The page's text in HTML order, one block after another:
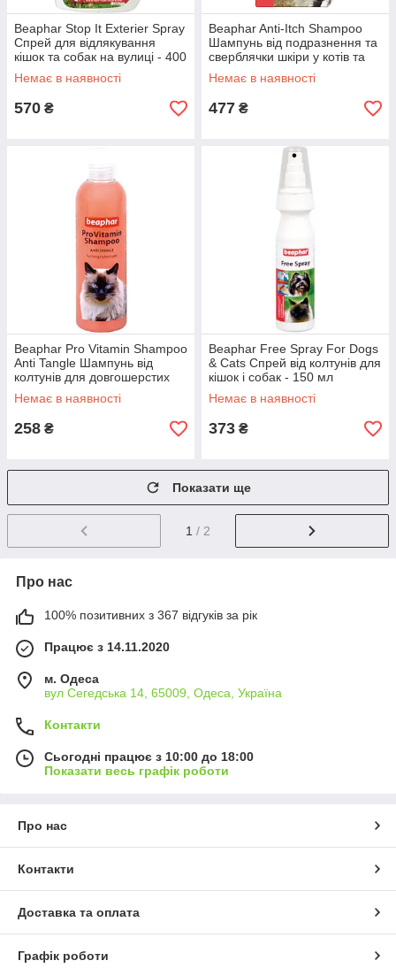
Beaphar Stop It Exterier Spray
Спрей для відлякування
кішок та собак на вулиці - 400
мл
Немає в наявності
570 ₴
Beaphar Anti-Itch Shampoo
Шампунь від подразнення та
сверблячки шкіри у котів та
собак - 200 мл
Немає в наявності
477 ₴
Beaphar Pro Vitamin Shampoo
Anti Tangle Шампунь від
колтунів для довгошерстих
кішок - 250 мл
Немає в наявності
258 ₴
Beaphar Free Spray For Dogs
& Cats Cпрей від колтунів для
кішок і собак - 150 мл
Немає в наявності
373 ₴
Показати ще
1 / 2
Про нас
100% позитивних з 367 відгуків за рік
Працює з 14.11.2020
м. Одеса
вул Сегедська 14, 65009, Одеса, Україна
Контакти
Сьогодні працює з 10:00 до 18:00
Показати весь графік роботи
Про нас
Контакти
Доставка та оплата
Графік роботи